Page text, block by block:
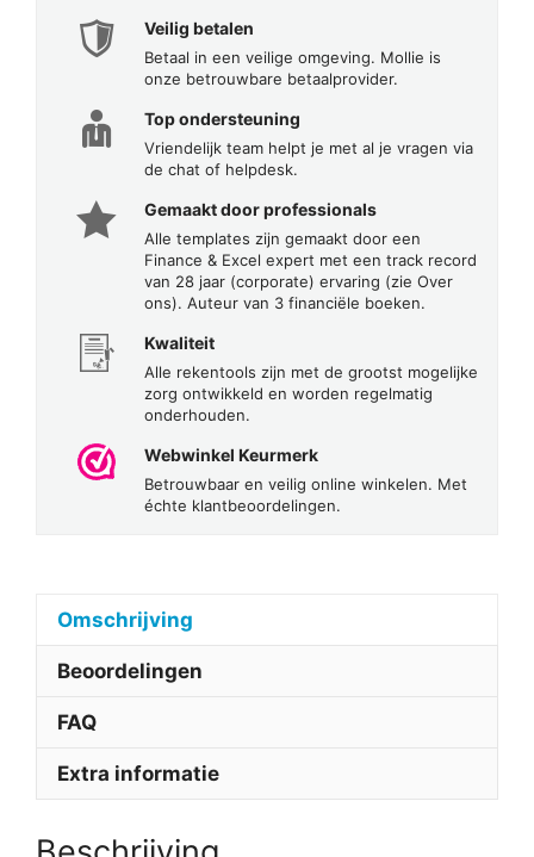
Veilig betalen
Betaal in een veilige omgeving. Mollie is
onze betrouwbare betaalprovider.
Top ondersteuning
Vriendelijk team helpt je met al je vragen via
de chat of helpdesk.
Gemaakt door professionals
Alle templates zijn gemaakt door een
Finance & Excel expert met een track record
van 28 jaar (corporate) ervaring (zie Over
ons). Auteur van 3 financiële boeken.
Kwaliteit
Alle rekentools zijn met de grootst mogelijke
zorg ontwikkeld en worden regelmatig
onderhouden.
Webwinkel Keurmerk
Betrouwbaar en veilig online winkelen. Met
échte klantbeoordelingen.
Omschrijving
Beoordelingen
FAQ
Extra informatie